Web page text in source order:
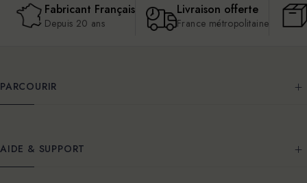
Fabricant Français
Depuis 20 ans
Livraison offerte
France métropolitaine
PARCOURIR
AIDE & SUPPORT